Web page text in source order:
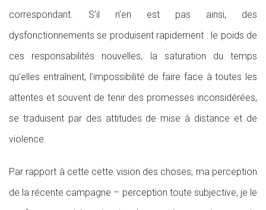
correspondant. S’il n’en est pas ainsi, des
dysfonctionnements se produisent rapidement : le poids de
ces responsabilités nouvelles, la saturation du temps
qu’elles entraînent, l’impossibilité de faire face à toutes les
attentes et souvent de tenir des promesses inconsidérées,
se traduisent par des attitudes de mise à distance et de
violence.
Par rapport à cette cette vision des choses, ma perception
de la récente campagne – perception toute subjective, je le